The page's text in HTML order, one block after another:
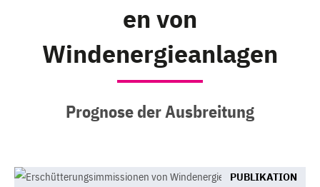
en von
Windenergieanlagen
Prognose der Ausbreitung
PUBLIKATION